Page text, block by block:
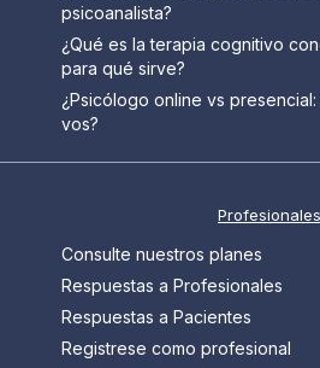
psicoanalista?
¿Qué es la terapia cognitivo
para qué sirve?
¿Psicólogo online vs
vos?
Profesionales
Consulte nuestros planes
Respuestas a Profesionales
Respuestas a Pacientes
Registrese como profesional